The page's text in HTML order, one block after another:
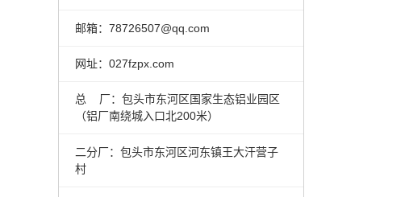
邮箱：78726507@qq.com
网址：027fzpx.com
总 厂：包头市东河区国家生态铝业园区
（铝厂南绕城入口北200米）
二分厂：包头市东河区河东镇王大汗营子
村